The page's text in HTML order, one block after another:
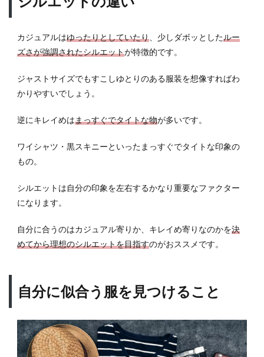
カジュアルはゆったりとしていたり 、少しダボッとしたルー
ズさが強調されたシルエットが特徴的です。
ジャストサイズでもすこしゆとりのある服装を想像すればわ
かりやすいでしょう。
逆にキレイめはまっすぐでタイトな物が多いです。
ワイシャツ・黒スキニーといったまっすぐでタイトな印象の
もの。
シルエットは自分の印象を左右するかなり重要なファクター
になります。
自分に合うのはカジュアル寄りか、キレイめ寄りなのかを決
めてから理想のシルエットを目指すのがおススメです。
自分に似合う服を見つけること